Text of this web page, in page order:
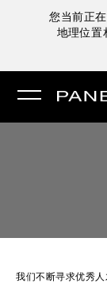
您当前正
地理位置
我们不断寻求优秀人